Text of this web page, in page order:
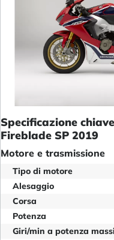
Specificazione
Fireblade SP 2019
Motore e trasmissione
Tipo di motore
Alesaggio
Corsa
Potenza
Giri/min a potenza